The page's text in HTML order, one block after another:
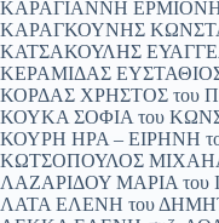
ΚΑΡΑΓΙΑΝΝΗ
ΚΑΡΑΓΚΟΥΝΗΣ
ΚΑΤΣΑΚΟΥΛΗΣ
ΚΕΡΑΜΙΔΑΣ
ΚΟΡΔΑΣ ΧΡΗΣΤΟΣ του
ΚΟΥΚΑ ΣΟΦΙΑ του
ΚΟΥΡΗ ΗΡΑ – ΕΙΡΗΝΗ
ΚΩΤΣΟΠΟΥΛΟΣ
ΛΑΖΑΡΙΔΟΥ ΜΑΡΙΑ
ΛΑΤΑ ΕΛΕΝΗ του